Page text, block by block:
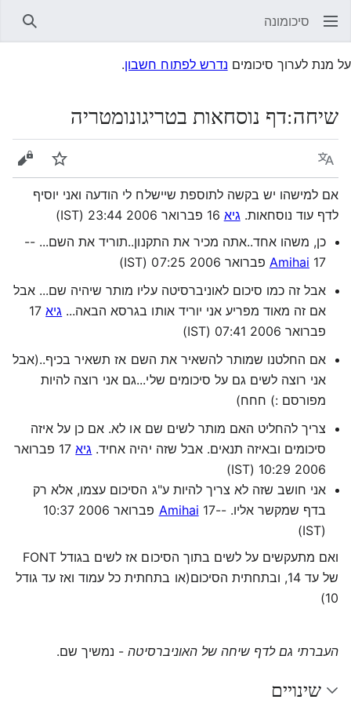
סיכומונה
על מנת לערוך סיכומים נדרש לפתוח חשבון.
שיחה:דף נוסחאות בטריגונומטריה
שפה עקוב
אם למישהו יש בקשה לתוספת שיישלח לי הודעה ואני יוסיף
לדף עוד נוסחאות.גיא
כן, משהו אחד..אתה מכיר את התקנון..תוריד את השם... --
Amihai 17 פברואר 2006 07:25 (IST)
אבל זה כמו סיכום לאוניברסיטה עליו מותר שיהיה שם... אבל
אם זה מאוד מפריע אני יוריד אותו בגרסא הבאה... גיא 17
פברואר 2006 07:41 (IST)
אם החלטנו שמותר להשאיר את השם אז תשאיר בכיף..(אבל
אני רוצה לשים גם על סיכומים שלי...גם אני רוצה להיות
מפורסם :) חחח)
צריך להחליט האם מותר לשים שם או לא. אם כן על איזה
סיכומים ובאיזה תנאים. אבל שזה יהיה אחיד. גיא
17 פברואר
2006 10:29 (IST)
אני חושב שזה לא צריך להיות ע"ג הסיכום עצמו, אלא רק
בדף שמקשר אליו. --
Amihai
17 פברואר 2006 10:37
(IST)
ואם מתעקשים על לשים בתוך הסיכום אז לשים בגודל FONT
של עד 14, ובתחתית הסיכום(או בתחתית כל עמוד ואז עד גודל
10)
העברתי גם לדף שיחה של האוניברסיטה- נמשיך שם.
שינויים